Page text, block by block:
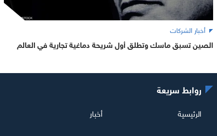
أخبار الشركات
الصين تسبق ماسك وتطلق أول شريحة دماغية تجارية في العالم
روابط سريعة
الرئيسية أخبار